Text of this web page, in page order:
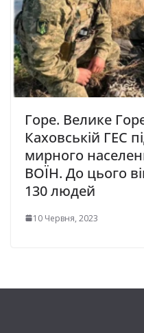
Горе. Велике
Каховській ГЕС
мирного
ВОЇН. До цього
130 людей
10 Червня, 2023